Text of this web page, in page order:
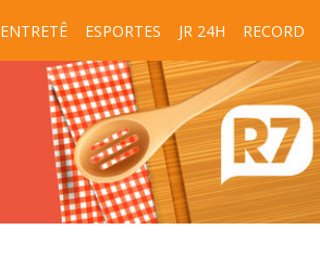
ENTRETÊ ESPORTES JR 24H RECORD